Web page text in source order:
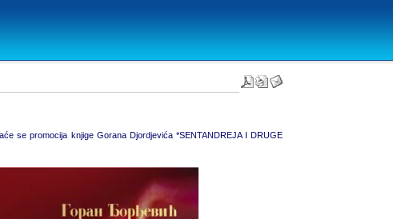
se promocija knjige Gorana Djordjevića *SENTANDREJA I DRUGE